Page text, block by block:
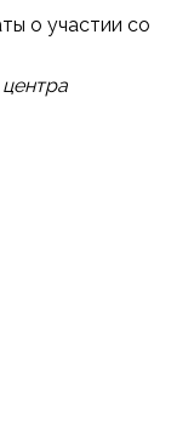
о участии со